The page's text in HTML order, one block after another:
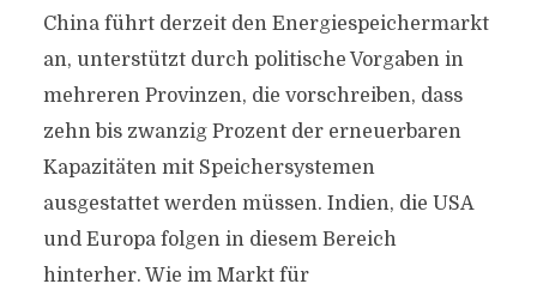
China führt derzeit den Energiespeichermarkt
an, unterstützt durch politische Vorgaben in
mehreren Provinzen, die vorschreiben, dass
zehn bis zwanzig Prozent der erneuerbaren
Kapazitäten mit Speichersystemen
ausgestattet werden müssen. Indien, die USA
und Europa folgen in diesem Bereich
hinterher. Wie im Markt für